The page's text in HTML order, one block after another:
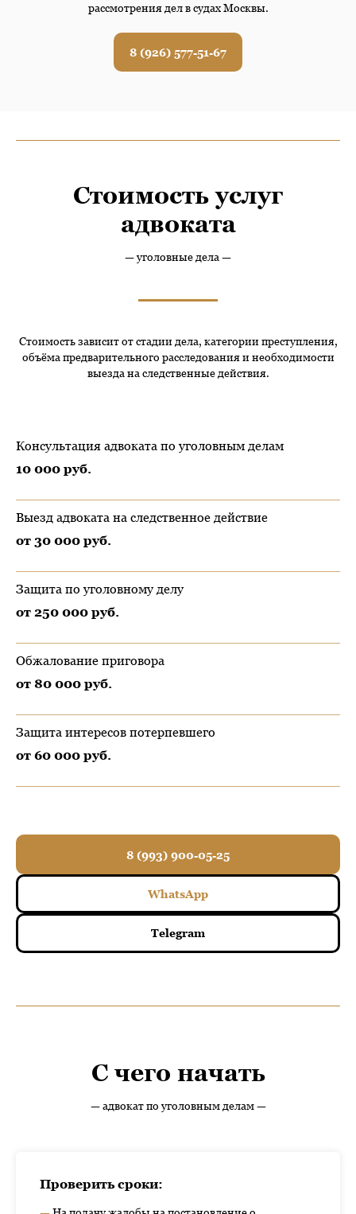
рассмотрения дел в судах Москвы.
8 (926) 577-51-67
Стоимость услуг
адвоката
— уголовные дела —
Стоимость зависит от стадии дела, категории преступления,
объёма предварительного расследования и необходимости
выезда на следственные действия.
Консультация адвоката по уголовным делам
10 000 руб.
Выезд адвоката на следственное действие
от 30 000 руб.
Защита по уголовному делу
от 250 000 руб.
Обжалование приговора
от 80 000 руб.
Защита интересов потерпевшего
от 60 000 руб.
8 (993) 900-05-25
WhatsApp
Telegram
С чего начать
— адвокат по уголовным делам —
Проверить сроки: